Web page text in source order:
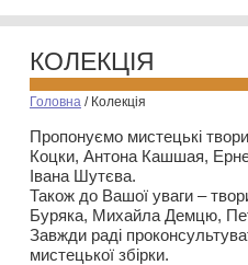
КОЛЕКЦІЯ
Головна / Колекція
Пропонуємо мистецькі
Коцки, Антона Кашшая,
Івана Шутєва.
Також до Вашої уваги –
Буряка, Михайла Демцю,
Завжди раді
мистецької збірки.